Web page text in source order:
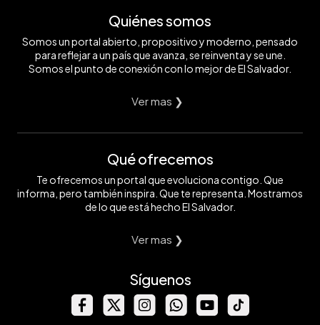
Quiénes somos
Somos un portal abierto, propositivo y moderno, pensado
para reflejar a un país que avanza, se reinventa y se une.
Somos el punto de conexión con lo mejor de El Salvador.
Ver mas ❯
Qué ofrecemos
Te ofrecemos un portal que evoluciona contigo. Que
informa, pero también inspira. Que te representa. Mostramos
de lo que está hecho El Salvador.
Ver mas ❯
Síguenos